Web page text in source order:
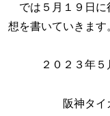
では５月１９日に
想を書いていきます
２０２３年５月
阪神タイガー